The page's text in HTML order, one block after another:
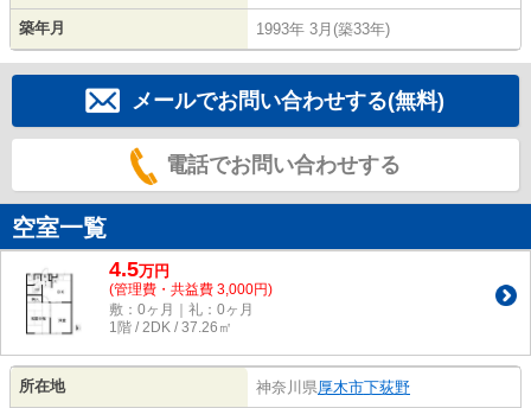
築年月 1993年 3月(築33年)
メールでお問い合わせする(無料)
電話でお問い合わせする
空室一覧
4.5万円
(管理費・共益費 3,000円)
敷：0ヶ月｜礼：0ヶ月
1階 / 2DK / 37.26㎡
所在地 神奈川県厚木市下荻野